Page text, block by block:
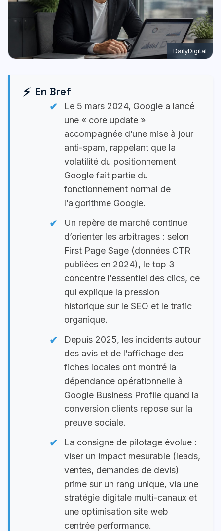
DailyDigital
En Bref
Le 5 mars 2024, Google a lancé
une « core update »
accompagnée d’une mise à jour
anti-spam, rappelant que la
volatilité du positionnement
Google fait partie du
fonctionnement normal de
l’algorithme Google.
Un repère de marché continue
d’orienter les arbitrages : selon
First Page Sage (données CTR
publiées en 2024), le top 3
concentre l’essentiel des clics, ce
qui explique la pression
historique sur le SEO et le trafic
organique.
Depuis 2025, les incidents autour
des avis et de l’affichage des
fiches locales ont montré la
dépendance opérationnelle à
Google Business Profile quand la
conversion clients repose sur la
preuve sociale.
La consigne de pilotage évolue :
viser un impact mesurable (leads,
ventes, demandes de devis)
prime sur un rang unique, via une
stratégie digitale multi-canaux et
une optimisation site web
centrée performance.